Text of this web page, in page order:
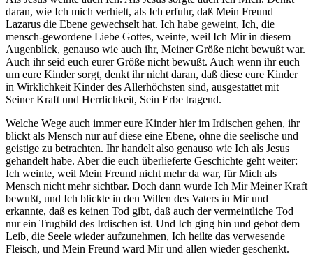
daran, wie Ich mich verhielt, als Ich erfuhr, daß Mein Freund
Lazarus die Ebene gewechselt hat. Ich habe geweint, Ich, die
mensch-gewordene Liebe Gottes, weinte, weil Ich Mir in diesem
Augenblick, genauso wie auch ihr, Meiner Größe nicht bewußt war.
Auch ihr seid euch eurer Größe nicht bewußt. Auch wenn ihr euch
um eure Kinder sorgt, denkt ihr nicht daran, daß diese eure Kinder
in Wirklichkeit Kinder des Allerhöchsten sind, ausgestattet mit
Seiner Kraft und Herrlichkeit, Sein Erbe tragend.
Welche Wege auch immer eure Kinder hier im Irdischen gehen, ihr
blickt als Mensch nur auf diese eine Ebene, ohne die seelische und
geistige zu betrachten. Ihr handelt also genauso wie Ich als Jesus
gehandelt habe. Aber die euch überlieferte Geschichte geht weiter:
Ich weinte, weil Mein Freund nicht mehr da war, für Mich als
Mensch nicht mehr sichtbar. Doch dann wurde Ich Mir Meiner Kraft
bewußt, und Ich blickte in den Willen des Vaters in Mir und
erkannte, daß es keinen Tod gibt, daß auch der vermeintliche Tod
nur ein Trugbild des Irdischen ist. Und Ich ging hin und gebot dem
Leib, die Seele wieder aufzunehmen, Ich heilte das verwesende
Fleisch, und Mein Freund ward Mir und allen wieder geschenkt.